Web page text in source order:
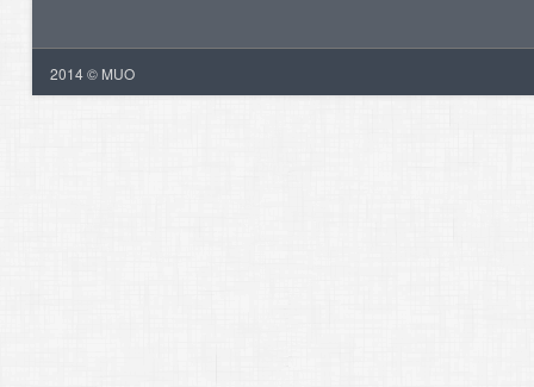
2014 © MUO